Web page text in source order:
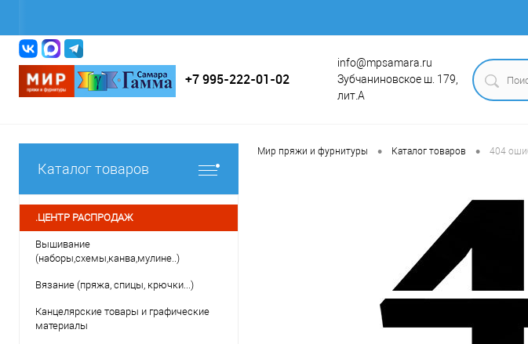
+7 995-222-01-02
info@mpsamara.ru
Зубчаниновское ш. 179,
лит.А
Каталог товаров
.ЦЕНТР РАСПРОДАЖ
Вышивание
(наборы,схемы,канва,мулине..)
Вязание (пряжа, спицы, крючки...)
Канцелярские товары и графические
материалы
Мир пряжи и фурнитуры • Каталог товаров • 404